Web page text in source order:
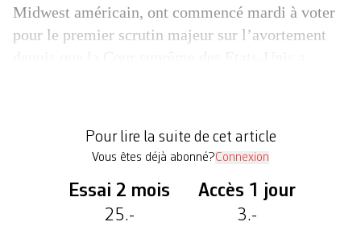
Midwest américain, ont commencé mardi à voter
pour le premier scrutin majeur sur l’avortement
traditionnellement […]
Pour lire la suite de cet article
Vous êtes déjà abonné?Connexion
Essai 2 mois
25.-
Accès 1 jour
3.-